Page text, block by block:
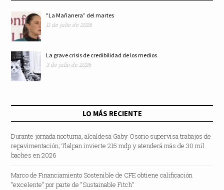
"La Mañanera” del martes
11 de julio de 2026
La grave crisis de credibilidad de los medios
3 de julio de 2026
LO MÁS RECIENTE
Durante jornada nocturna, alcaldesa Gaby Osorio supervisa trabajos de
repavimentación; Tlalpan invierte 215 mdp y atenderá más de 30 mil
baches en 2026
Marco de Financiamiento Sostenible de CFE obtiene calificación
“excelente” por parte de “Sustainable Fitch”